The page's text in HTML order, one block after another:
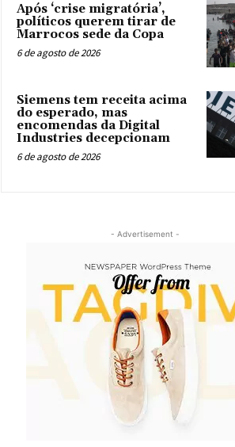
Após ‘crise migratória’,
políticos querem tirar de
Marrocos sede da Copa
6 de agosto de 2026
Siemens tem receita acima
do esperado, mas
encomendas da Digital
Industries decepcionam
6 de agosto de 2026
- Advertisement -